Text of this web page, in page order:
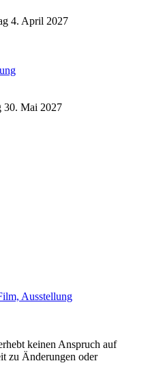
4. April 2027
30. Mai 2027
Ausstellung
keinen Anspruch auf
zu Änderungen oder